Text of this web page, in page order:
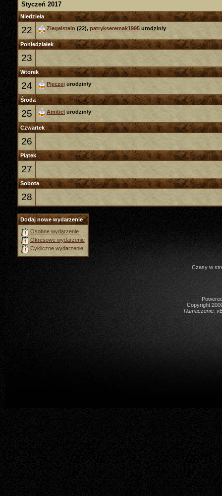
Styczeń 2017
Niedziela
22 Ziegelstein (22), patrykseremak1995 urodzin/y
Poniedziałek
23
Wtorek
24 Pjeczej urodzin/y
Środa
25 Amitiel urodzin/y
Czwartek
26
Piątek
27
Sobota
28
Dodaj nowe wydarzenie
Osobne wydarzenie
Okresowe wydarzenie
Cykliczne wydarzenie
Czasy w
Copyright
Tłumaczenie: